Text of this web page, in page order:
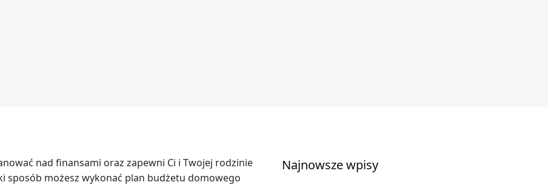
nad finansami oraz zapewni Ci i Twojej rodzinie
sposób możesz wykonać plan budżetu domowego
Najnowsze wpisy